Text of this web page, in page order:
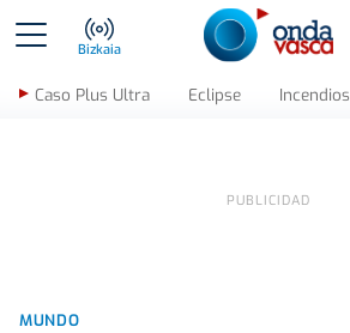
Bizkaia
Caso Plus Ultra Eclipse Incendios
MUNDO